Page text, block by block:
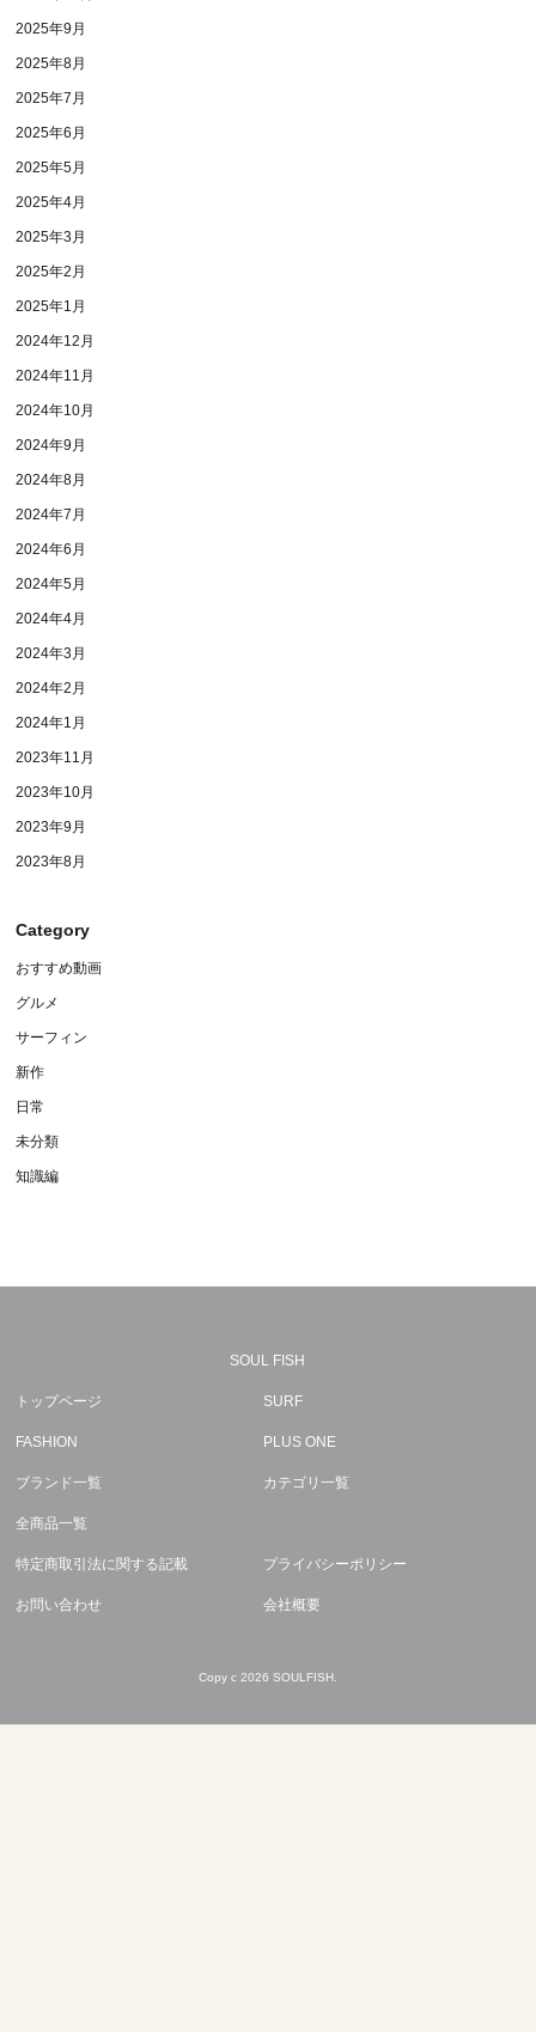
2025年9月
2025年8月
2025年7月
2025年6月
2025年5月
2025年4月
2025年3月
2025年2月
2025年1月
2024年12月
2024年11月
2024年10月
2024年9月
2024年8月
2024年7月
2024年6月
2024年5月
2024年4月
2024年3月
2024年2月
2024年1月
2023年11月
2023年10月
2023年9月
2023年8月
Category
おすすめ動画
グルメ
サーフィン
新作
日常
未分類
知識編
SOUL FISH
トップページ SURF
FASHION PLUS ONE
ブランド一覧 カテゴリ一覧
全商品一覧
特定商取引法に関する記載 プライバシーポリシー
お問い合わせ 会社概要
Copy c 2026 SOULFISH.